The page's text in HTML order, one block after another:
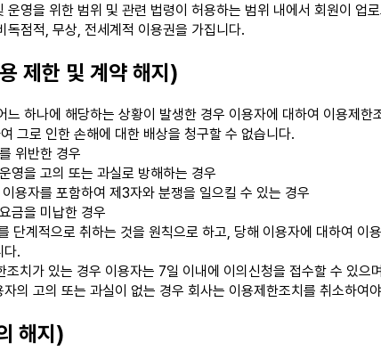
운영을 위한 범위 및 관련 법령이 허용하는 범위 내에서 회원이 업
독점적, 무상, 전세계적 이용권을 가집니다.
제한 및 계약 해지)
느 하나에 해당하는 상황이 발생한 경우 이용자에 대하여 이용제한
그로 인한 손해에 대한 배상을 청구할 수 없습니다.
위반한 경우
영을 고의 또는 과실로 방해하는 경우
용자를 포함하여 제3자와 분쟁을 일으킬 수 있는 경우
금을 미납한 경우
단계적으로 취하는 것을 원칙으로 하고, 당해 이용자에 대하여 이
다.
조치가 있는 경우 이용자는 7일 이내에 이의신청을 접수할 수 있으
의 고의 또는 과실이 없는 경우 회사는 이용제한조치를 취소하여
해지)